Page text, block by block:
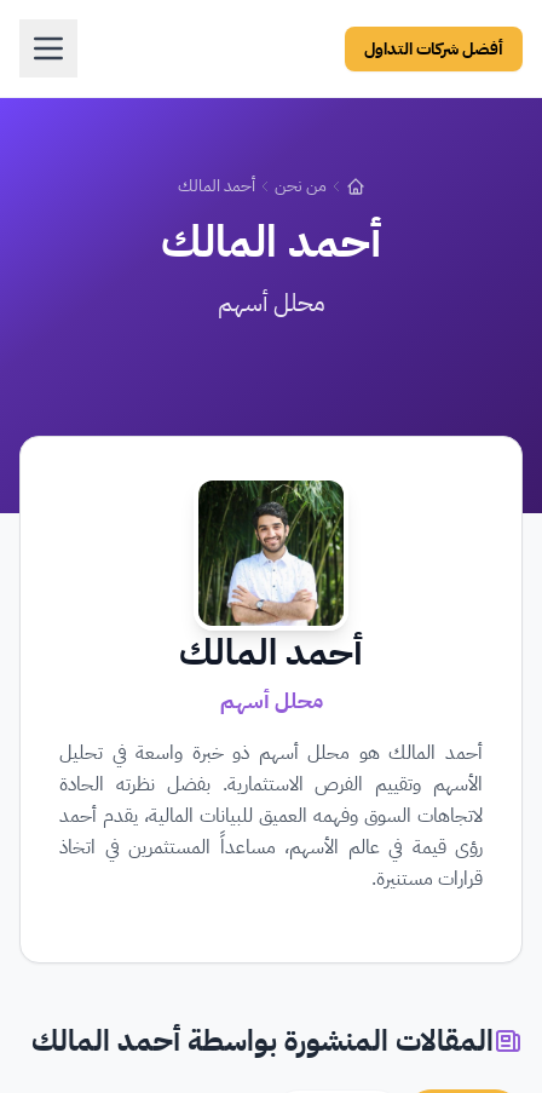
أفضل شركات التداول
من نحن أحمد المالك
أحمد المالك
محلل أسهم
أحمد المالك
محلل أسهم
أحمد المالك هو محلل أسهم ذو خبرة واسعة في تحليل
الأسهم وتقييم الفرص الاستثمارية. بفضل نظرته الحادة
لاتجاهات السوق وفهمه العميق للبيانات المالية، يقدم أحمد
رؤى قيمة في عالم الأسهم، مساعداً المستثمرين في اتخاذ
قرارات مستنيرة.
المقالات المنشورة بواسطة أحمد المالك